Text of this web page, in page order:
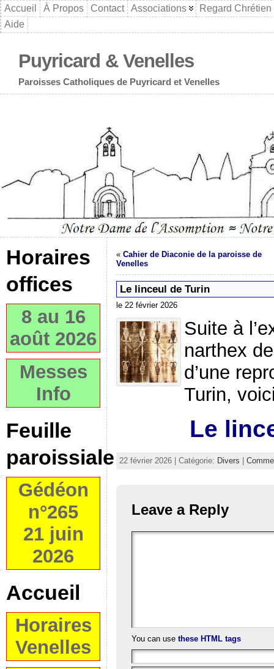
Accueil À Propos Contact Associations
Regard Chrétien
Aide
Puyricard & Venelles
Paroisses Catholiques de Puyricard et Venelles
Horaires
offices
8 au 16
août 2026
Messes
Info
Feuille
paroissiale
Gédéon
n°265
21 juin
2026
Accueil
Horaires
Venelles
« Cahier de Diaconie de la paroisse de
Venelles
Le linceul de Turin
le 22 février 2026
Suite à
narthex
d’une
Turin,
Le
22 février 2026 | Catégorie: Divers
Leave a Reply
You can use these HTML tags